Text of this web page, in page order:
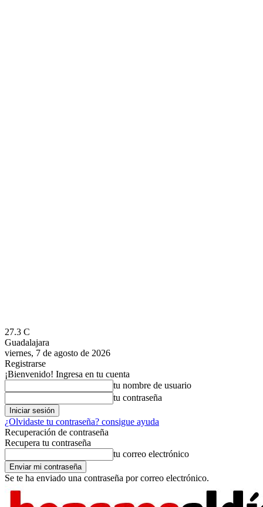
27.3 C
Guadalajara
viernes, 7 de agosto de 2026
Registrarse
¡Bienvenido! Ingresa en tu cuenta
tu nombre de usuario
tu contraseña
¿Olvidaste tu contraseña? consigue ayuda
Recuperación de contraseña
Recupera tu contraseña
tu correo electrónico
Se te ha enviado una contraseña por correo electrónico.